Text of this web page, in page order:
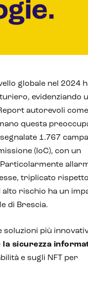
globale nel 2024
evidenziando
autorevoli come
questa
1.767
(IoC), con un
triplicato rispetto
alto rischio ha un
di Brescia.
soluzioni più
sicurezza
e sugli NFT per